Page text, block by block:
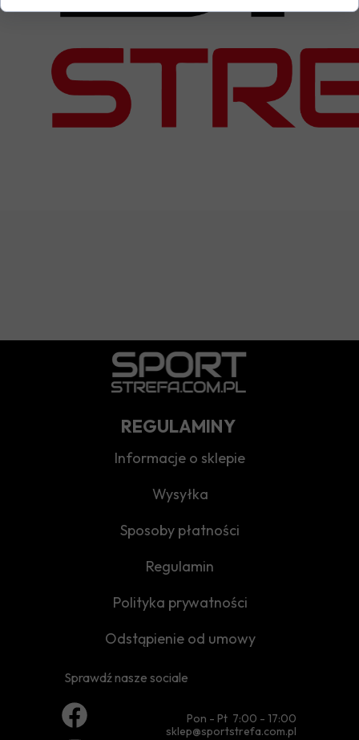
Pon - Pt 7:00 - 17:00
sklep@sportstrefa.com.pl
Sprawdź nasze sociale
REGULAMINY
Odstąpienie od umowy
Polityka prywatności
Regulamin
Sposoby płatności
Wysyłka
Informacje o sklepie